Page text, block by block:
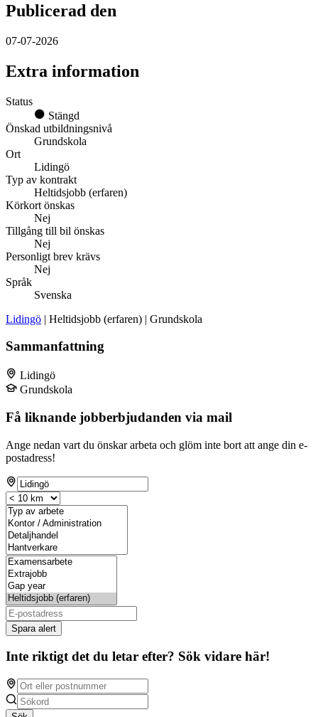
Publicerad den
07-07-2026
Extra information
Status
Stängd
Önskad utbildningsnivå
Grundskola
Ort
Lidingö
Typ av kontrakt
Heltidsjobb (erfaren)
Körkort önskas
Nej
Tillgång till bil önskas
Nej
Personligt brev krävs
Nej
Språk
Svenska
Lidingö | Heltidsjobb (erfaren) | Grundskola
Sammanfattning
Lidingö
Grundskola
Få liknande jobberbjudanden via mail
Ange nedan vart du önskar arbeta och glöm inte bort att ange din e-
postadress!
Spara alert
Inte riktigt det du letar efter? Sök vidare här!